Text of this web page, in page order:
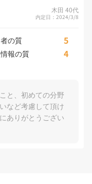
木田 40代
内定日：2024/3/8
の質 5
報の質 4
と、初めての分野
など考慮して頂け
ありがとうござい